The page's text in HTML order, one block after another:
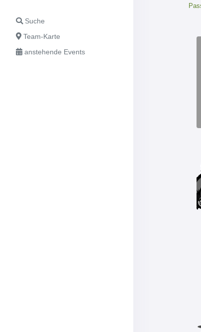
Suche
Team-Karte
anstehende Events